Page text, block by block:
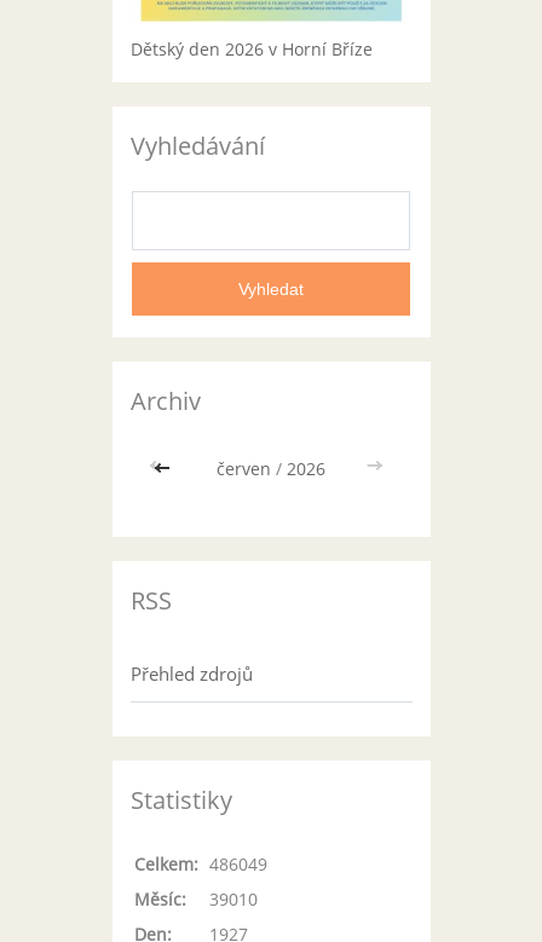
Dětský den 2026 v Horní Bříze
Vyhledávání
Archiv
<< červen / 2026 >>
RSS
Přehled zdrojů
Statistiky
Celkem: 486049
Měsíc:
39010
Den:
1927